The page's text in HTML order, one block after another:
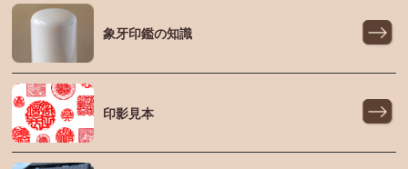
象牙印鑑の知識
印影見本